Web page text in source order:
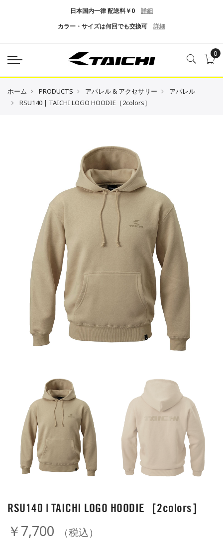
日本国内一律 配送料￥0 詳細
カラー・サイズは何回でも交換可 詳細
0
ホーム PRODUCTS アパレル & アクセサリー
アパレル
RSU140 | TAICHI LOGO HOODIE［2colors］
RSU140 | TAICHI LOGO HOODIE［2colors］
￥7,700 （税込）